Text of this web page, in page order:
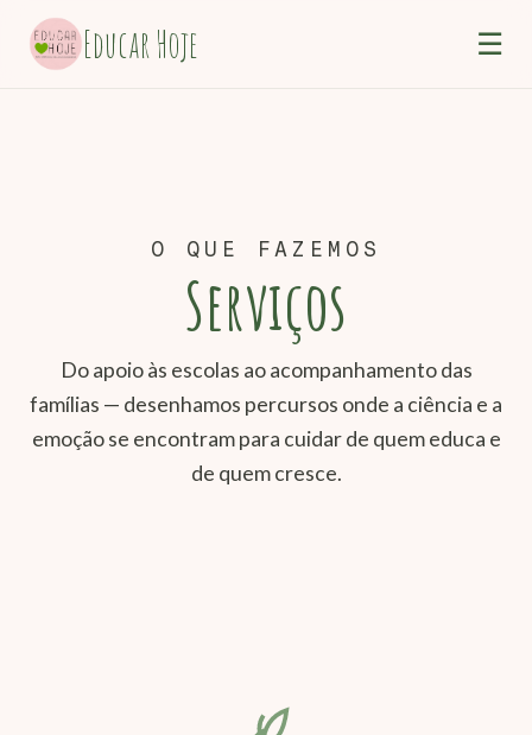
Educar Hoje ☰
O QUE FAZEMOS
Serviços
Do apoio às escolas ao acompanhamento das
famílias — desenhamos percursos onde a ciência e a
emoção se encontram para cuidar de quem educa e
de quem cresce.